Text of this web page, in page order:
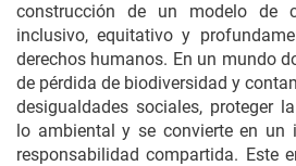
construcción de un modelo de
inclusivo, equitativo y
derechos humanos. En un mundo
de pérdida de biodiversidad y
desigualdades sociales, proteger
lo ambiental y se convierte en un
responsabilidad compartida. Este